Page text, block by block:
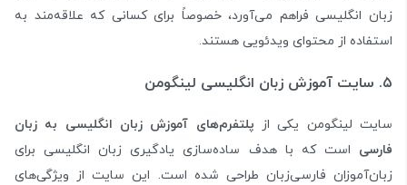
زبان انگلیسی فراهم می‌آورد، خصوصاً برای کسانی که علاقه‌مند به
استفاده از محتوای ویدئویی هستند.
۵. سایت آموزش زبان انگلیسی لینگومن
سایت لینگومن یکی از پلتفرم‌های آموزش زبان انگلیسی به زبان
فارسی است که با هدف ساده‌سازی یادگیری زبان انگلیسی برای
زبان‌آموزان فارسی‌زبان طراحی شده است. این سایت از ویژگی‌های